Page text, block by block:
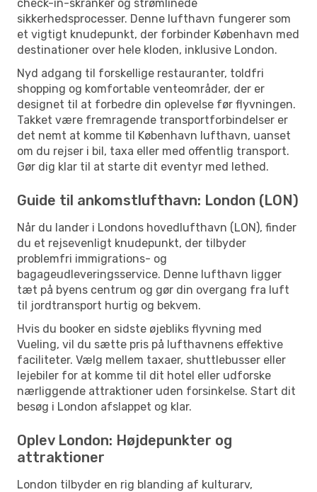
check-in-skranker og strømlinede
sikkerhedsprocesser. Denne lufthavn fungerer som
et vigtigt knudepunkt, der forbinder København med
destinationer over hele kloden, inklusive London.
Nyd adgang til forskellige restauranter, toldfri
shopping og komfortable venteområder, der er
designet til at forbedre din oplevelse før flyvningen.
Takket være fremragende transportforbindelser er
det nemt at komme til København lufthavn, uanset
om du rejser i bil, taxa eller med offentlig transport.
Gør dig klar til at starte dit eventyr med lethed.
Guide til ankomstlufthavn: London (LON)
Når du lander i Londons hovedlufthavn (LON), finder
du et rejsevenligt knudepunkt, der tilbyder
problemfri immigrations- og
bagageudleveringsservice. Denne lufthavn ligger
tæt på byens centrum og gør din overgang fra luft
til jordtransport hurtig og bekvem.
Hvis du booker en sidste øjebliks flyvning med
Vueling, vil du sætte pris på lufthavnens effektive
faciliteter. Vælg mellem taxaer, shuttlebusser eller
lejebiler for at komme til dit hotel eller udforske
nærliggende attraktioner uden forsinkelse. Start dit
besøg i London afslappet og klar.
Oplev London: Højdepunkter og
attraktioner
London tilbyder en rig blanding af kulturarv,